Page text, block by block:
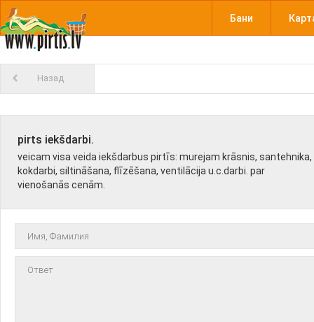
Бани
Назад
pirts iekšdarbi.
veicam visa veida iekšdarbus pirtīs: murejam krāsnis, santehnika,
kokdarbi, siltināšana, flīzēšana, ventilācija u.c.darbi. par
vienošanās cenām.